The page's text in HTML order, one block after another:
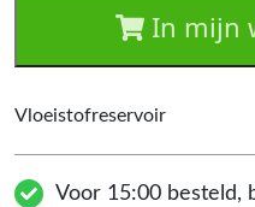
In mijn
Vloeistofreservoir
Voor 15:00 besteld,